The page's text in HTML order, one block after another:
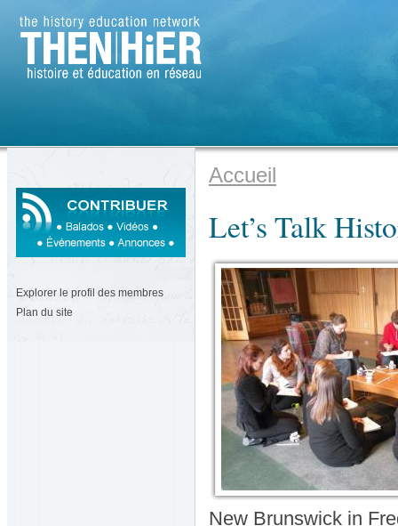
Accueil
Let’s Talk
New Brunswick in
Explorer le profil des membres
Plan du site